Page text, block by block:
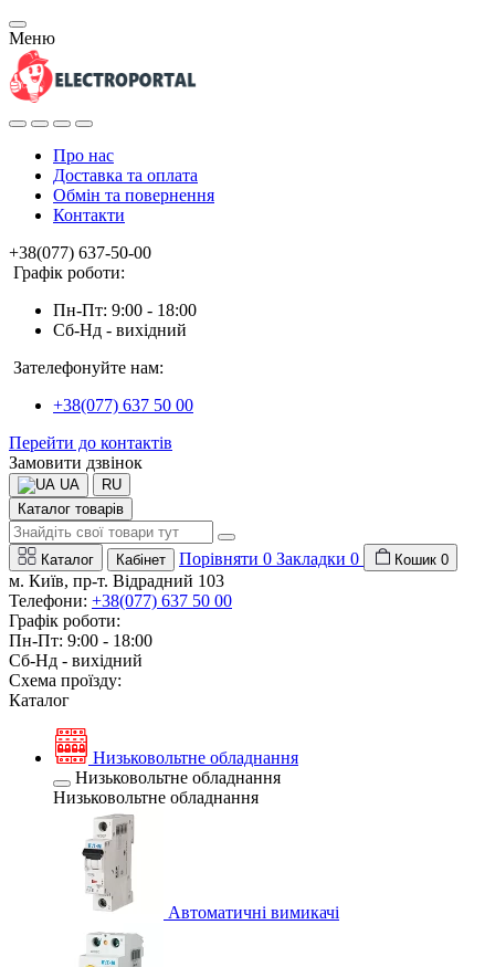
Меню
Про нас
Доставка та оплата
Обмін та повернення
Контакти
+38(077) 637-50-00
Графік роботи:
Пн-Пт: 9:00 - 18:00
Сб-Нд - вихідний
Зателефонуйте нам:
+38(077) 637 50 00
Перейти до контактів
Замовити дзвінок
UA
RU
Каталог товарів
Каталог Кабінет Порівняти 0 Закладки 0 Кошик 0
м. Київ, пр-т. Відрадний 103
Телефони: +38(077) 637 50 00
Графік роботи:
Пн-Пт: 9:00 - 18:00
Сб-Нд - вихідний
Схема проїзду:
Каталог
Низьковольтне обладнання
Низьковольтне обладнання
Низьковольтне обладнання
Автоматичні вимикачі